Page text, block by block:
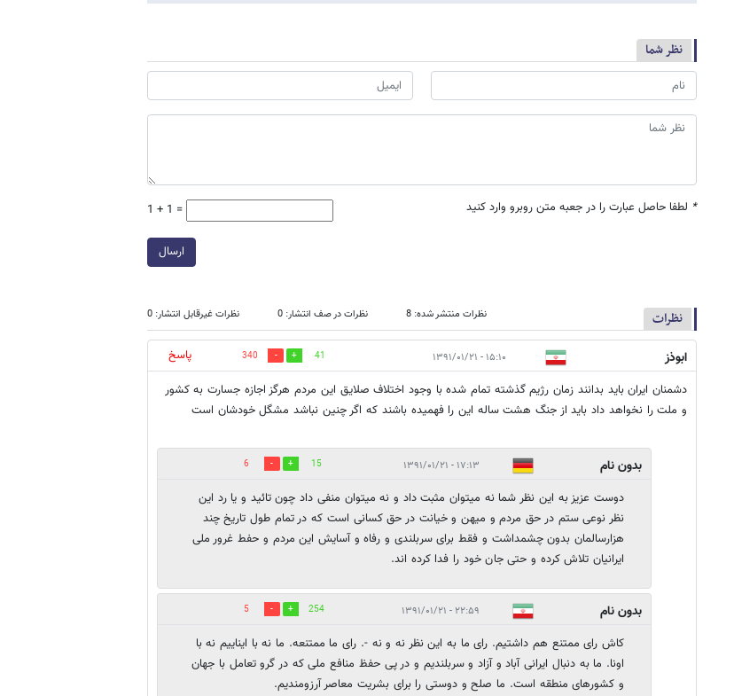
نظر شما
* لطفا حاصل عبارت را در جعبه متن روبرو وارد کنید 1 + 1 =
ارسال
نظرات نظرات منتشر شده: 8 نظرات در صف انتشار: 0 نظرات غیرقابل انتشار: 0
ابوذز ۱۵:۱۰ - ۱۳۹۱/۰۱/۲۱ 41
340
پاسخ
دشمنان ايران بايد بدانند زمان رژيم گذشته تمام شده با وجود اختلاف صلايق اين مردم هرگز اجازه جسارت به كشور
و ملت را نخواهد داد بايد از جنگ هشت ساله اين را فهميده باشند كه اگر چنين نباشد مشگل خودشان است
بدون نام ۱۷:۱۳ - ۱۳۹۱/۰۱/۲۱ 15
6
دوست عزیز به این نظر شما نه میتوان مثبت داد و نه میتوان منفی داد چون تائید و یا رد این
نظر نوعی ستم در حق مردم و میهن و خیانت در حق کسانی است که در تمام طول تاریخ چند
هزارسالمان بدون چشمداشت و فقط برای سربلندی و رفاه و آسایش این مردم و حفط غرور ملی
ایرانیان تلاش کرده و حتی جان خود را فدا کرده اند.
بدون نام ۲۲:۵۹ - ۱۳۹۱/۰۱/۲۱ 254
5
کاش رای ممتنع هم داشتیم. رای ما به این نظر نه و نه -. رای ما ممتنعه. ما نه با ایناییم نه با
اونا. ما به دنبال ایرانی آباد و آزاد و سربلندیم و در پی حفظ منافع ملی که در گرو تعامل با جهان
و کشورهای منطقه است. ما صلح و دوستی را برای بشریت معاصر آرزومندیم.